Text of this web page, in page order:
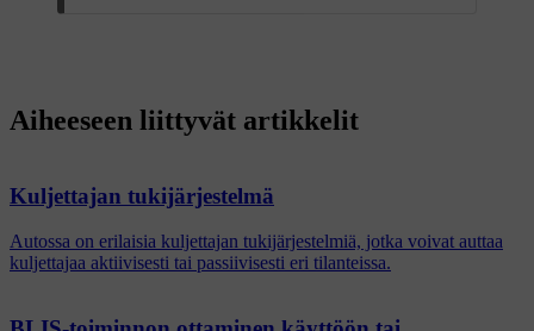
Aiheeseen liittyvät artikkelit
Kuljettajan tukijärjestelmä
Autossa on erilaisia kuljettajan tukijärjestelmiä, jotka voivat auttaa
kuljettajaa aktiivisesti tai passiivisesti eri tilanteissa.